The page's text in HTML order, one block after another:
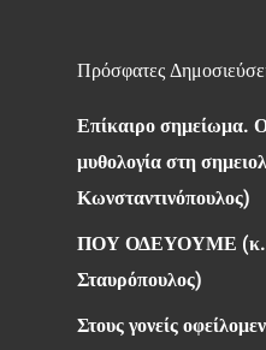
Πρόσφατες
Επίκαιρο σημείωμα.
μυθολογία στη
Κωνσταντινόπουλος)
ΠΟΥ ΟΔΕΥΟΥΜΕ (κ.
Σταυρόπουλος)
Στους γονείς